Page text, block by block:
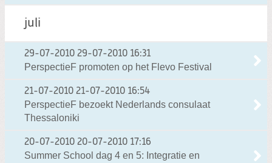
juli
29-07-2010 29-07-2010 16:31
PerspectieF promoten op het Flevo Festival
21-07-2010 21-07-2010 16:54
PerspectieF bezoekt Nederlands consulaat
Thessaloniki
20-07-2010 20-07-2010 17:16
Summer School dag 4 en 5: Integratie en